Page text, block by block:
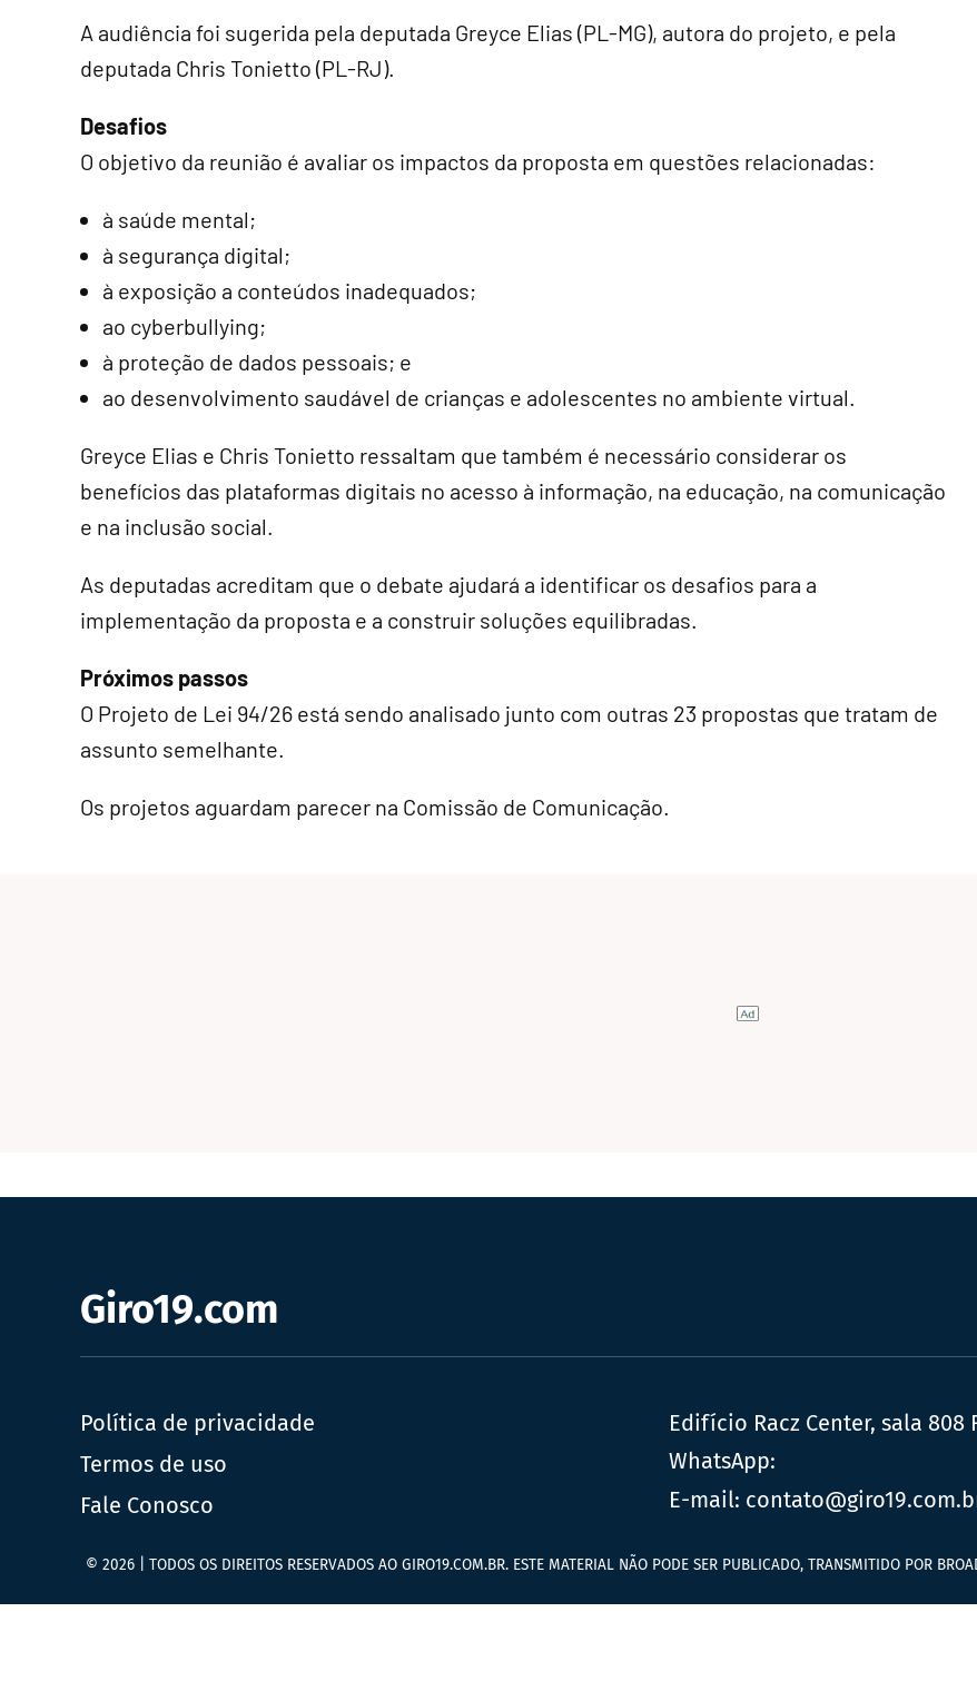
A audiência foi sugerida pela deputada Greyce Elias (PL-MG), autora do projeto, e pela
deputada Chris Tonietto (PL-RJ).
Desafios
O objetivo da reunião é avaliar os impactos da proposta em questões relacionadas:
à saúde mental;
à segurança digital;
à exposição a conteúdos inadequados;
ao cyberbullying;
à proteção de dados pessoais; e
ao desenvolvimento saudável de crianças e adolescentes no ambiente virtual.
Greyce Elias e Chris Tonietto ressaltam que também é necessário considerar os
benefícios das plataformas digitais no acesso à informação, na educação, na comunicação
e na inclusão social.
As deputadas acreditam que o debate ajudará a identificar os desafios para a
implementação da proposta e a construir soluções equilibradas.
Próximos passos
O Projeto de Lei 94/26 está sendo analisado junto com outras 23 propostas que tratam de
assunto semelhante.
Os projetos aguardam parecer na Comissão de Comunicação.
Giro19.com
Política de privacidade
Termos de uso
Fale Conosco
Edifício Racz Center, sala 808
WhatsApp:
E-mail:
© 2026 | TODOS OS DIREITOS RESERVADOS AO GIRO19.COM.BR. ESTE MATERIAL NÃO PODE SER PUBLICADO, TRANSMITIDO POR